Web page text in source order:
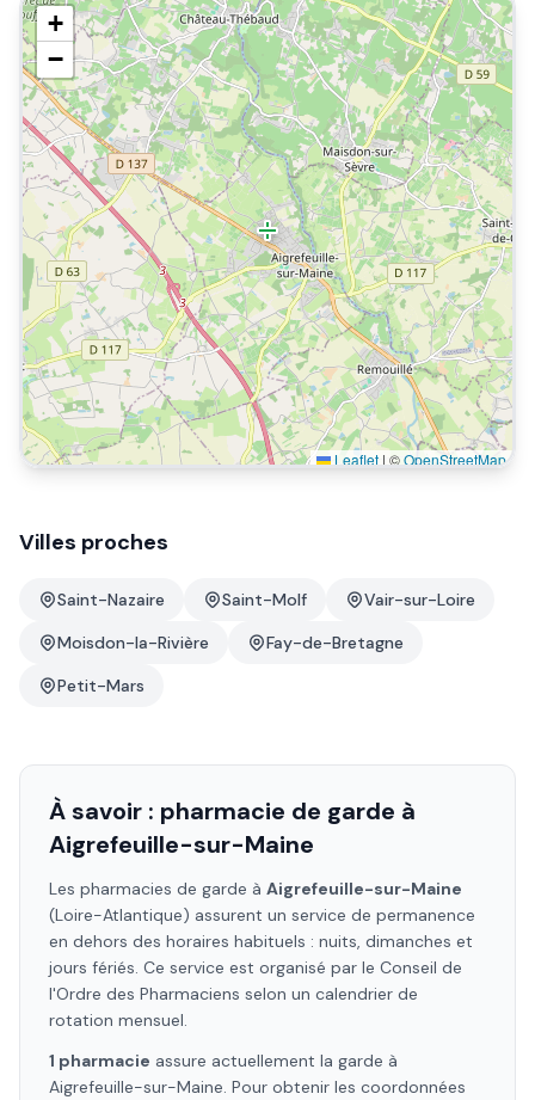
+
−
Leaflet | ©OpenStreetMap
Villes proches
Saint-Nazaire Saint-Molf
Vair-sur-Loire
Moisdon-la-Rivière
Fay-de-Bretagne
Petit-Mars
À savoir : pharmacie de garde à
Aigrefeuille-sur-Maine
Les pharmacies de garde à Aigrefeuille-sur-Maine
(Loire-Atlantique) assurent un service de permanence
en dehors des horaires habituels : nuits, dimanches et
jours fériés. Ce service est organisé par le Conseil de
l'Ordre des Pharmaciens selon un calendrier de
rotation mensuel.
1 pharmacie assure actuellement la garde à
Aigrefeuille-sur-Maine. Pour obtenir les coordonnées